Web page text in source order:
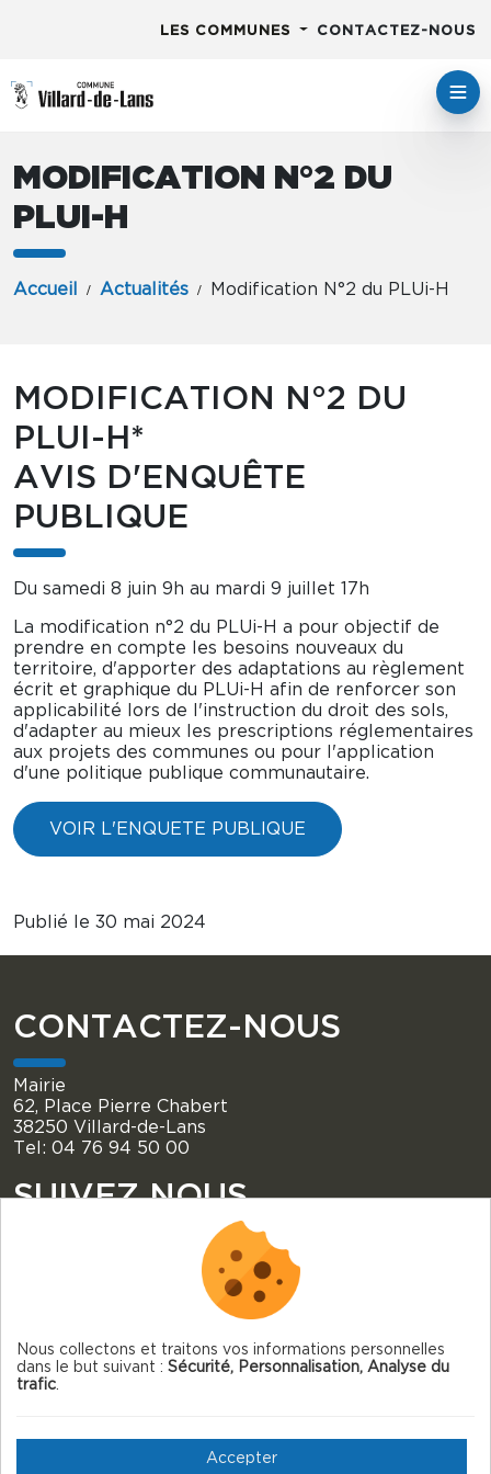
LES COMMUNES CONTACTEZ-NOUS
MODIFICATION N°2 DU
PLUI-H
Accueil Actualités Modification N°2 du PLUi-H
MODIFICATION N°2 DU
PLUI-H*
AVIS D'ENQUÊTE
PUBLIQUE
Du samedi 8 juin 9h au mardi 9 juillet 17h
La modification n°2 du PLUi-H a pour objectif de
prendre en compte les besoins nouveaux du
territoire, d'apporter des adaptations au règlement
écrit et graphique du PLUi-H afin de renforcer son
applicabilité lors de l'instruction du droit des sols,
d'adapter au mieux les prescriptions réglementaires
aux projets des communes ou pour l'application
d'une politique publique communautaire.
VOIR L'ENQUETE PUBLIQUE
Publié le 30 mai 2024
CONTACTEZ-NOUS
Mairie
62, Place Pierre Chabert
38250 Villard-de-Lans
Tel: 04 76 94 50 00
SUIVEZ NOUS
© 2026 Villard-de-Lans — Tous droits réservés
Gestion des cookies
Nous collectons et traitons vos informations personnelles
dans le but suivant : Sécurité, Personnalisation, Analyse du
trafic.
Accepter